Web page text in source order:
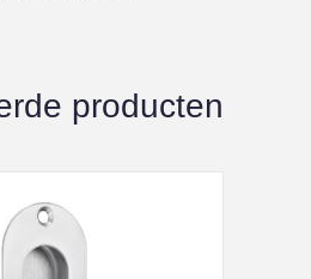
producten